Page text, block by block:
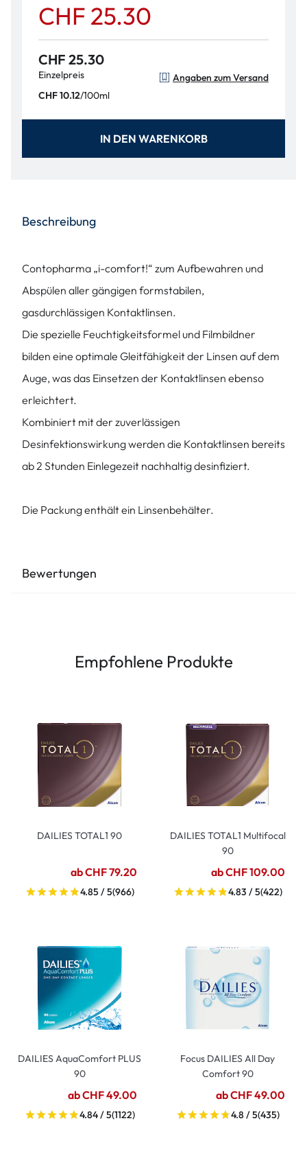
CHF 25.30
CHF 25.30
Einzelpreis
CHF 10.12/100ml
Angaben zum Versand
IN DEN WARENKORB
Beschreibung
Contopharma „i-comfort!“ zum Aufbewahren und
Abspülen aller gängigen formstabilen,
gasdurchlässigen Kontaktlinsen.
Die spezielle Feuchtigkeitsformel und Filmbildner
bilden eine optimale Gleitfähigkeit der Linsen auf dem
Auge, was das Einsetzen der Kontaktlinsen ebenso
erleichtert.
Kombiniert mit der zuverlässigen
Desinfektionswirkung werden die Kontaktlinsen bereits
ab 2 Stunden Einlegezeit nachhaltig desinfiziert.
Die Packung enthält ein Linsenbehälter.
Bewertungen
Empfohlene Produkte
DAILIES TOTAL1 90
ab CHF 79.20
4.85 / 5(966)
DAILIES TOTAL1 Multifocal
90
ab CHF 109.00
4.83 / 5(422)
DAILIES AquaComfort PLUS
90
ab CHF 49.00
4.84 / 5(1122)
Focus DAILIES All Day
Comfort 90
ab CHF 49.00
4.8 / 5(435)